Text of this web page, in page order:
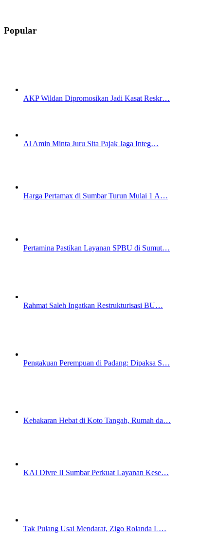
Popular
AKP Wildan Dipromosikan Jadi Kasat Reskr…
Al Amin Minta Juru Sita Pajak Jaga Integ…
Harga Pertamax di Sumbar Turun Mulai 1 A…
Pertamina Pastikan Layanan SPBU di Sumut…
Rahmat Saleh Ingatkan Restrukturisasi BU…
Pengakuan Perempuan di Padang: Dipaksa S…
Kebakaran Hebat di Koto Tangah, Rumah da…
KAI Divre II Sumbar Perkuat Layanan Kese…
Tak Pulang Usai Mendarat, Zigo Rolanda L…